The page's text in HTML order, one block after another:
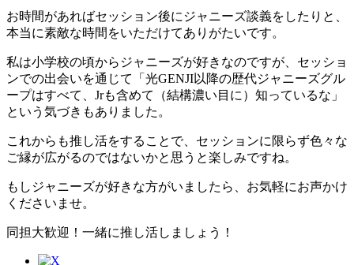
お時間があればセッション後にジャニーズ談義をしたりと、
本当に素敵な時間をいただけてありがたいです。
私は小学校の頃からジャニーズが好きなのですが、セッショ
ンでの出会いを通じて「光GENJI以降の歴代ジャニーズグル
ープはすべて、Jrも含めて（結構濃い目に）知っているな」
という気づきもありました。
これからも推し活をすることで、セッションに限らず色々な
ご縁が広がるのではないかと思うと楽しみですね。
もしジャニーズが好きな方がいましたら、お気軽にお声かけ
くださいませ。
同担大歓迎！一緒に推し活しましょう！